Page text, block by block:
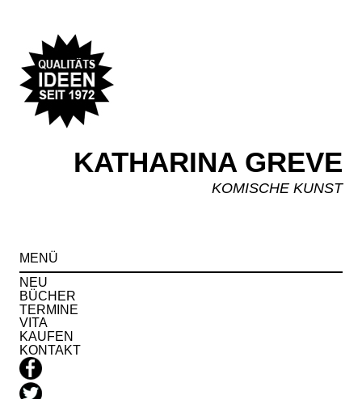
KATHARINA GREVE
KOMISCHE KUNST
MENÜ
NEU
BÜCHER
TERMINE
VITA
KAUFEN
KONTAKT